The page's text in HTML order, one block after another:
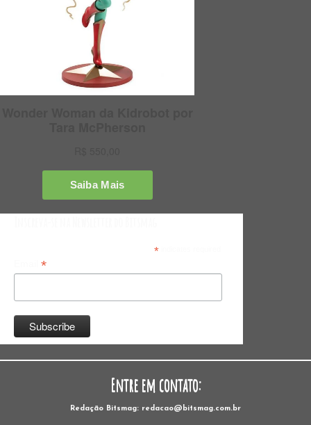
*indicates required
*
Entre em contato:
Redação Bitsmag: redacao@bitsmag.com.br